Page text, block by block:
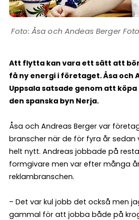
Åsa och Andeas Berger
Att flytta kan vara ett sätt att
få ny energi i företaget. Åsa och
Uppsala satsade genom att
den spanska byn Nerja.
Åsa och Andreas Berger var
branscher när de för fyra år
helt nytt. Andreas jobbade på
formgivare men var efter många
reklambranschen.
– Det var kul jobb det också men
gammal för att jobba både på